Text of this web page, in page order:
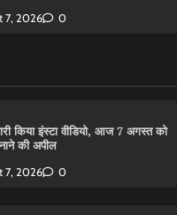
7, 2026 0
किया इंस्टा वीडियो, आज 7 अगस्त को
की अपील
7, 2026 0